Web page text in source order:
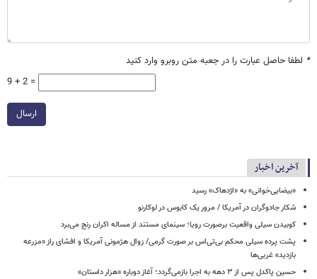
* لطفا حاصل عبارت را در جعبه متن روبرو وارد کنید
9 + 2 =
ارسال
آخرین اخبار
«بیضایی‌خوانی» به «اژدهاک» رسید
شکار جادوگران در آمریکا / مرور یک کابوس در لوکارنو
کوبیدن سیلی واقعیت برصورت رویا؛ سینمای مستند از مساله اکران رنج می‌برد
پشت پرده سیلی محکم بی‌تی‌اس بر صورت گرمی/ زوال هژمونی آمریکا و افشای راز «مزرعه
بازدید» غربی‌ها
حسین پاکدل پس از ۳ دهه به اجرا بازمی‌گردد؛ آغاز دوباره «هزار داستان»